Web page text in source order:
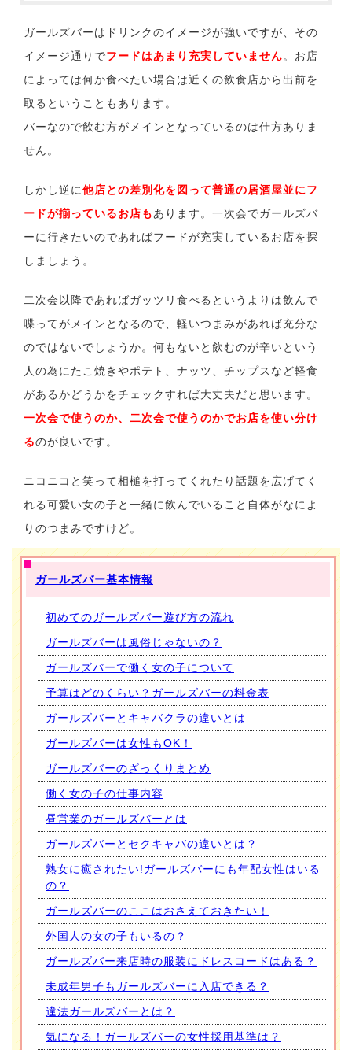
ガールズバーはドリンクのイメージが強いですが、その
イメージ通りでフードはあまり充実していません。お店
によっては何か食べたい場合は近くの飲食店から出前を
取るということもあります。
バーなので飲む方がメインとなっているのは仕方ありま
せん。
しかし逆に他店との差別化を図って普通の居酒屋並にフ
ードが揃っているお店もあります。一次会でガールズバ
ーに行きたいのであればフードが充実しているお店を探
しましょう。
二次会以降であればガッツリ食べるというよりは飲んで
喋ってがメインとなるので、軽いつまみがあれば充分な
のではないでしょうか。何もないと飲むのが辛いという
人の為にたこ焼きやポテト、ナッツ、チップスなど軽食
があるかどうかをチェックすれば大丈夫だと思います。
一次会で使うのか、二次会で使うのかでお店を使い分け
るのが良いです。
ニコニコと笑って相槌を打ってくれたり話題を広げてく
れる可愛い女の子と一緒に飲んでいること自体がなによ
りのつまみですけど。
ガールズバー基本情報
初めてのガールズバー遊び方の流れ
ガールズバーは風俗じゃないの？
ガールズバーで働く女の子について
予算はどのくらい？ガールズバーの料金表
ガールズバーとキャバクラの違いとは
ガールズバーは女性もOK！
ガールズバーのざっくりまとめ
働く女の子の仕事内容
昼営業のガールズバーとは
ガールズバーとセクキャバの違いとは？
熟女に癒されたい!ガールズバーにも年配女性はいる
の？
ガールズバーのここはおさえておきたい！
外国人の女の子もいるの？
ガールズバー来店時の服装にドレスコードはある？
未成年男子もガールズバーに入店できる？
違法ガールズバーとは？
気になる！ガールズバーの女性採用基準は？